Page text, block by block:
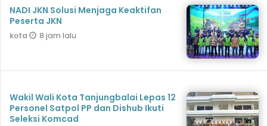
NADI JKN Solusi Menjaga Keaktifan
Peserta JKN
kota 8 jam lalu
Wakil Wali Kota Tanjungbalai Lepas 12
Personel Satpol PP dan Dishub Ikuti
Seleksi Komcad